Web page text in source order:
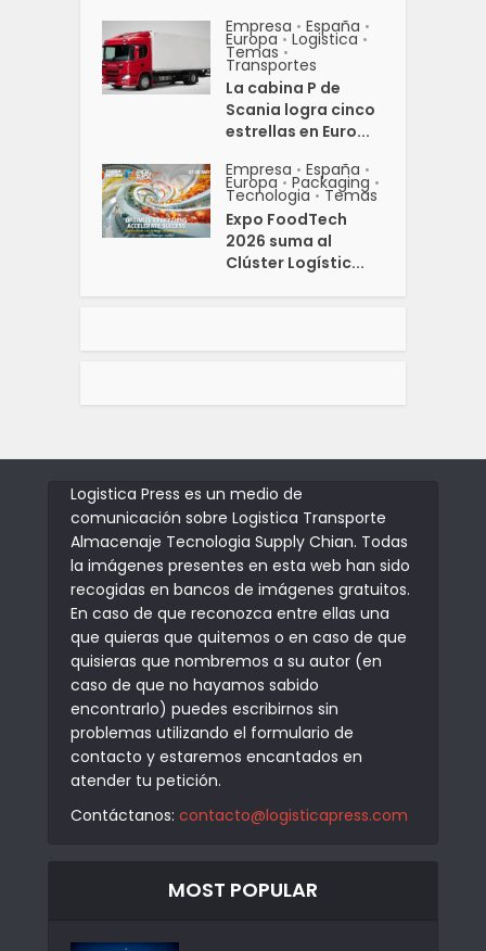
Empresa • España •
Europa • Logistica •
Temas •
Transportes
La cabina P de
Scania logra cinco
estrellas en Euro...
Empresa • España •
Europa • Packaging •
Tecnologia • Temas
Expo FoodTech
2026 suma al
Clúster Logístic...
Logistica Press es un medio de
comunicación sobre Logistica Transporte
Almacenaje Tecnologia Supply Chian. Todas
la imágenes presentes en esta web han sido
recogidas en bancos de imágenes gratuitos.
En caso de que reconozca entre ellas una
que quieras que quitemos o en caso de que
quisieras que nombremos a su autor (en
caso de que no hayamos sabido
encontrarlo) puedes escribirnos sin
problemas utilizando el formulario de
contacto y estaremos encantados en
atender tu petición.
Contáctanos: contacto@logisticapress.com
MOST POPULAR